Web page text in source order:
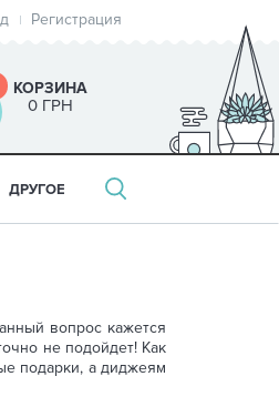
Регистрация
КОРЗИНА
0 ГРН
ДРУГОЕ
вопрос кажется
не подойдет! Как
подарки, а диджеям